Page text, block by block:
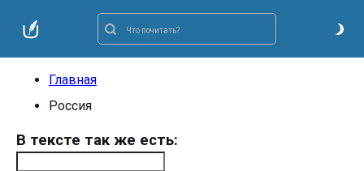
Главная
Россия
В тексте так же есть: